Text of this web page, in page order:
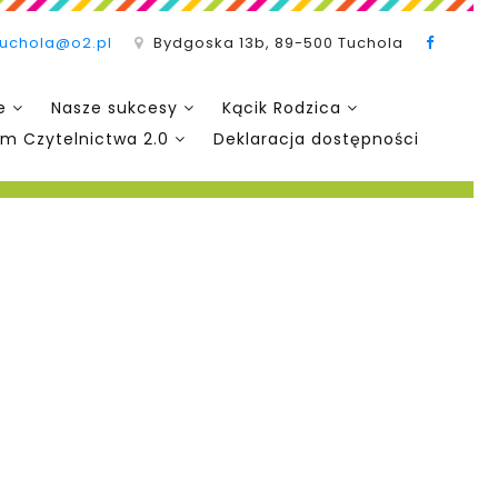
Bydgoska 13b, 89-500 Tuchola
Nasze sukcesy
Kącik Rodzica
Czytelnictwa 2.0 Deklaracja dostępności